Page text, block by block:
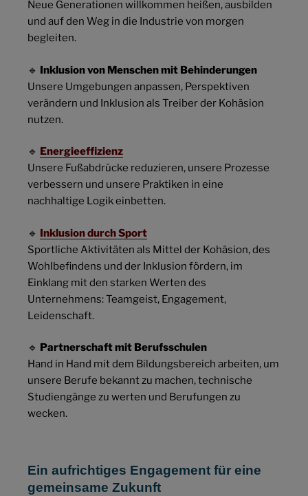
Neue Generationen willkommen heißen, ausbilden
und auf den Weg in die Industrie von morgen
begleiten.
🔹 Inklusion von Menschen mit Behinderungen
Unsere Umgebungen anpassen, Perspektiven
verändern und Inklusion als Treiber der Kohäsion
nutzen.
🔹
Energieeffizienz
Unsere Fußabdrücke reduzieren, unsere Prozesse
verbessern und unsere Praktiken in eine
nachhaltige Logik einbetten.
🔹 Inklusion durch Sport
Sportliche Aktivitäten als Mittel der Kohäsion, des
Wohlbefindens und der Inklusion fördern, im
Einklang mit den starken Werten des
Unternehmens: Teamgeist, Engagement,
Leidenschaft.
🔹
Partnerschaft mit Berufsschulen
Hand in Hand mit dem Bildungsbereich arbeiten, um
unsere Berufe bekannt zu machen, technische
Studiengänge zu werten und Berufungen zu
wecken.
Ein aufrichtiges Engagement für eine
gemeinsame Zukunft